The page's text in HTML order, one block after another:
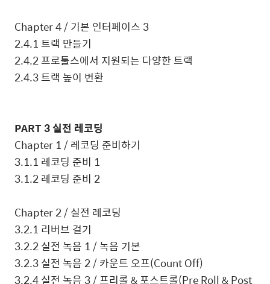
Chapter 4 /기본 인터페이스 3
2.4.1트랙 만들기
2.4.2프로툴스에서 지원되는 다양한 트랙
2.4.3트랙 높이 변환
PART 3실전 레코딩
Chapter 1 /레코딩 준비하기
3.1.1 레코딩 준비 1
3.1.2레코딩 준비 2
Chapter 2 /실전 레코딩
3.2.1 리버브 걸기
3.2.2실전 녹음 1 /녹음 기본
3.2.3실전 녹음 2 /카운트 오프(Count Off)
3.2.4실전 녹음 3 /프리롤&포스트롤(Pre Roll & Post